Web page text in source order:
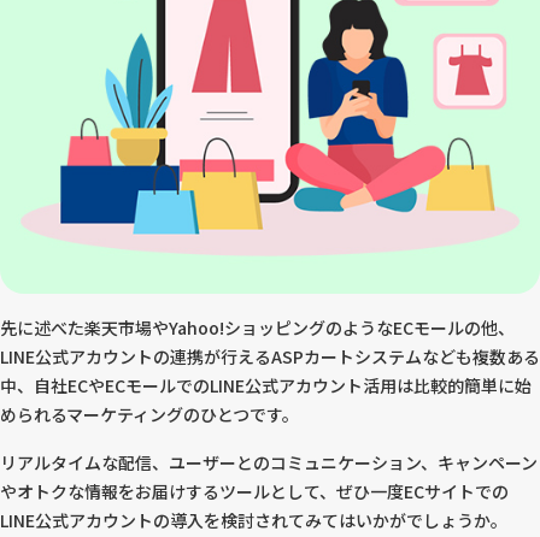
先に述べた楽天市場やYahoo!ショッピングのようなECモールの他、
LINE公式アカウントの連携が行えるASPカートシステムなども複数ある
中、自社ECやECモールでのLINE公式アカウント活用は比較的簡単に始
められるマーケティングのひとつです。
リアルタイムな配信、ユーザーとのコミュニケーション、キャンペーン
やオトクな情報をお届けするツールとして、ぜひ一度ECサイトでの
LINE公式アカウントの導入を検討されてみてはいかがでしょうか。